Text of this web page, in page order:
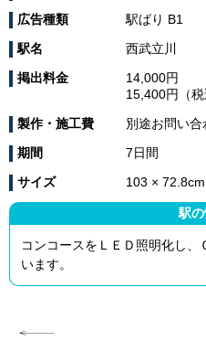
広告種類
駅ばり B1
駅名
西武立川
掲出料金
14,000円
15,400円（税
製作・施工費
別途お問い
期間
7日間
サイズ
103 × 72.8cm
駅
コンコースをＬＥＤ照明化し
います。